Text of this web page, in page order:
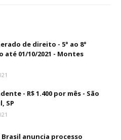
de direito - 5° ao 8°
até 01/10/2021 - Montes
- R$ 1.400 por mês - São
SP
Brasil anuncia processo